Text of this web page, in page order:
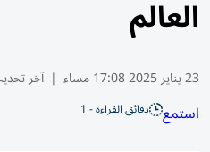
العالم
23 يناير 2025 17:08 مساء | آخر
استمع دقائق القراءة - 1